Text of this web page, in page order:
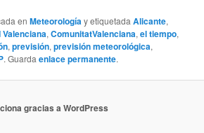
enMeteorologíay etiquetadaAlicante,
,ComunitatValenciana,el tiempo,
,previsión,previsión meteorológica,
. Guardaenlace permanente.
gracias a WordPress